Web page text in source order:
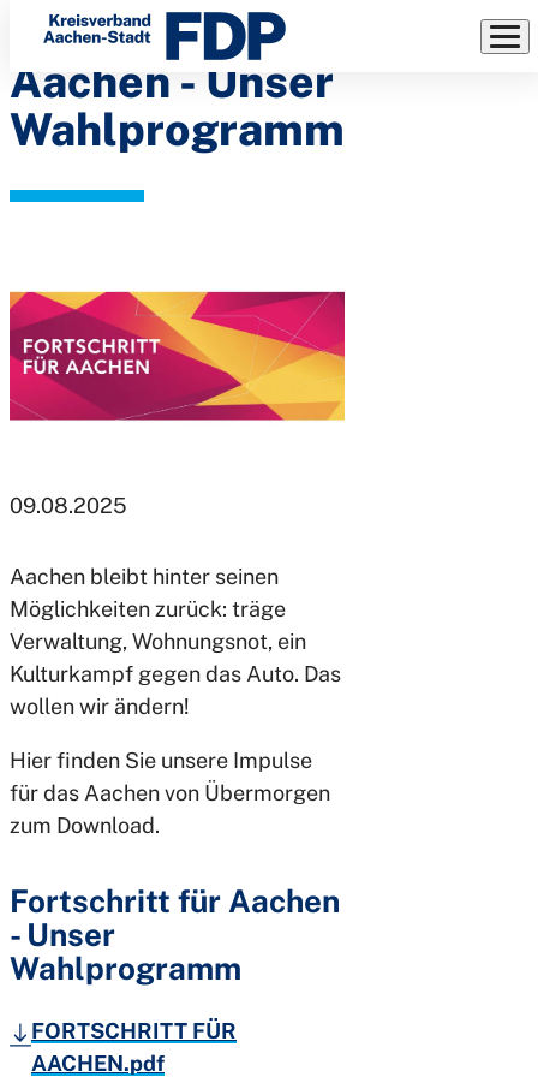
Direkt
Inhalt
Fortschritt für
Aachen - Unser
Wahlprogramm
09.08.2025
Aachen bleibt hinter seinen
Möglichkeiten zurück: träge
Verwaltung, Wohnungsnot, ein
Kulturkampf gegen das Auto. Das
wollen wir ändern!
Hier finden Sie unsere Impulse
für das Aachen von Übermorgen
zum Download.
Fortschritt für Aachen
- Unser
Wahlprogramm
FORTSCHRITT FÜR
AACHEN.pdf